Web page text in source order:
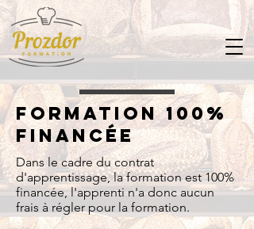
formation 100%
financée
Dans le cadre du contrat
d'apprentissage, la formation est 100%
financée, l'apprenti n'a donc aucun
frais à régler pour la formation.